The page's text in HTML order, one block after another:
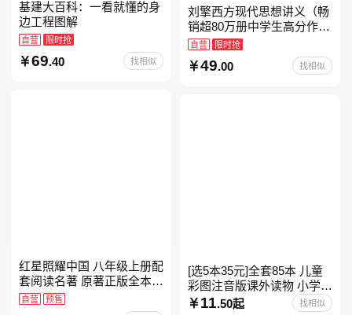
基建大百科：一看就懂的身
边工程图解
自营 限时抢
69.40 找相似
刘擎西方现代思想讲义（畅
销超80万册中学生高分作文
素材库常驻寒暑假阅读书
单，奇葩说导师刘擎经典之
作讲透西方思想史，哲学知
自营 限时抢
49.00 找相似
红星照耀中国 八年级上册配
套阅读名著 原著正版全本无
删减 初中生初二课外阅读
自营 预售
[选5本35元]全套85本 儿童
彩图注音版课外读物 小学生
低年级一二三年级课外阅读
11 .50起 找相似